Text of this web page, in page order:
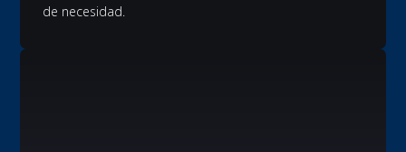
de necesidad.